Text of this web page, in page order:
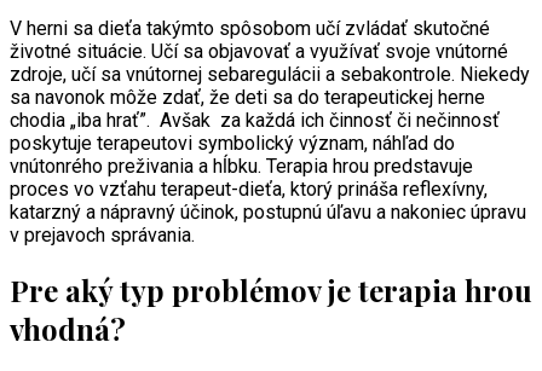
V herni sa dieťa takýmto spôsobom učí zvládať skutočné
životné situácie. Učí sa objavovať a využívať svoje vnútorné
zdroje, učí sa vnútornej sebaregulácii a sebakontrole. Niekedy
sa navonok môže zdať, že deti sa do terapeutickej herne
chodia „iba hrať”. Avšak za každá ich činnosť či nečinnosť
poskytuje terapeutovi symbolický význam, náhľad do
vnútonrého preživania a hĺbku. Terapia hrou predstavuje
proces vo vzťahu terapeut-dieťa, ktorý prináša reflexívny,
katarzný a nápravný účinok, postupnú úľavu a nakoniec úpravu
v prejavoch správania.
Pre aký typ problémov je terapia hrou
vhodná?